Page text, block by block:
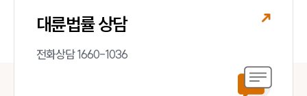
대륜법률 상담
전화상담 1660-1036